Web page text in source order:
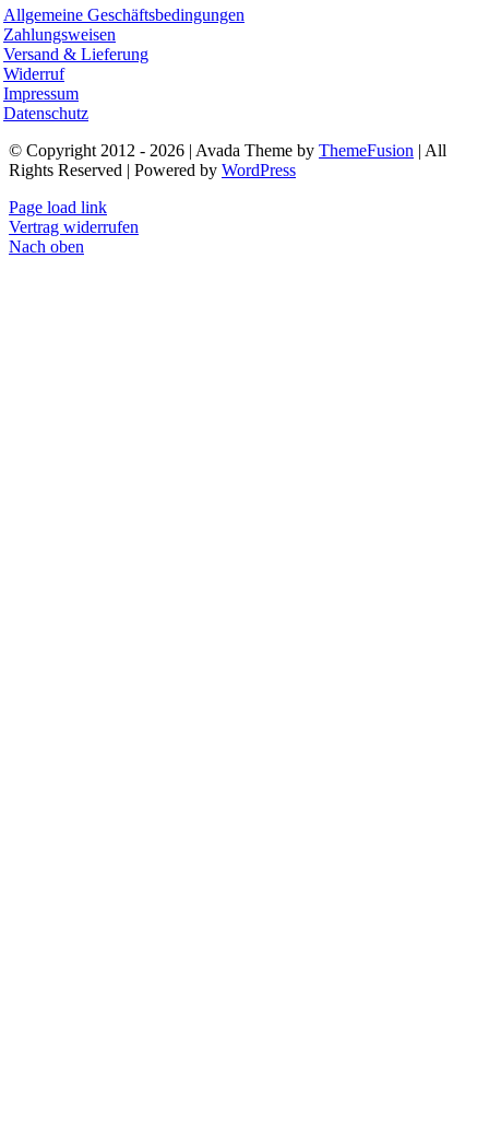
Allgemeine Geschäftsbedingungen
Zahlungsweisen
Versand & Lieferung
Widerruf
Impressum
Datenschutz
© Copyright 2012 - 2026 | Avada Theme by ThemeFusion | All
Rights Reserved | Powered by WordPress
Page load link
Vertrag widerrufen
Nach oben